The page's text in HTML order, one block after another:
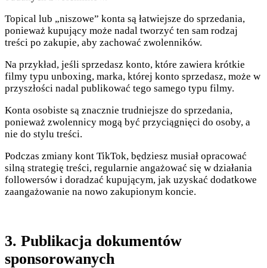
Topical lub „niszowe” konta są łatwiejsze do sprzedania,
ponieważ kupujący może nadal tworzyć ten sam rodzaj
treści po zakupie, aby zachować zwolenników.
Na przykład, jeśli sprzedasz konto, które zawiera krótkie
filmy typu unboxing, marka, której konto sprzedasz, może w
przyszłości nadal publikować tego samego typu filmy.
Konta osobiste są znacznie trudniejsze do sprzedania,
ponieważ zwolennicy mogą być przyciągnięci do osoby, a
nie do stylu treści.
Podczas zmiany kont TikTok, będziesz musiał opracować
silną strategię treści, regularnie angażować się w działania
followersów i doradzać kupującym, jak uzyskać dodatkowe
zaangażowanie na nowo zakupionym koncie.
3. Publikacja dokumentów
sponsorowanych